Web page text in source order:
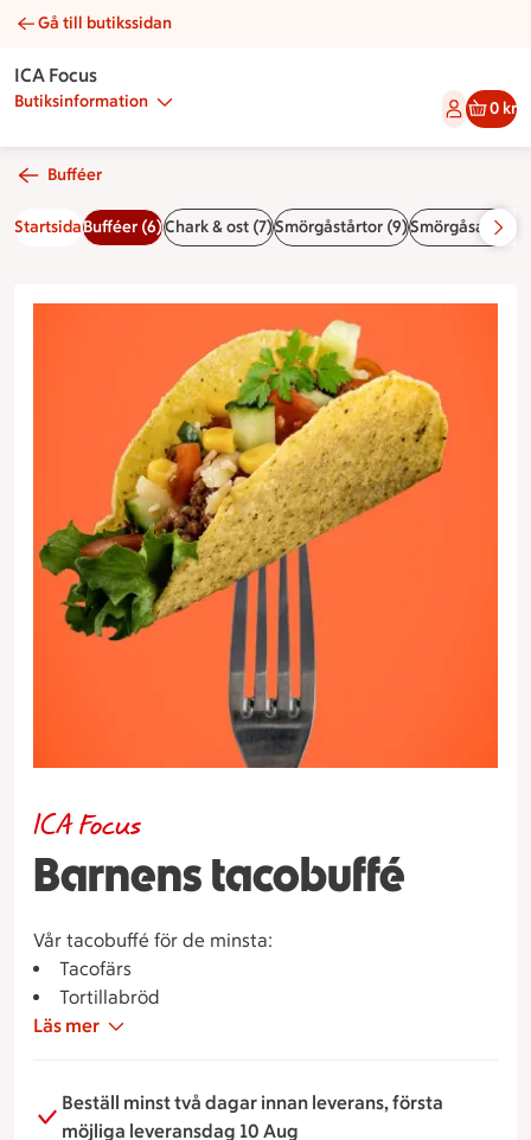
Barnens tacobuffé | Catering ICA Focus
Gå till butikssidan
ICA Focus
Butiksinformation 0 kr
Bufféer
StartsidaBufféer (6)Chark & ost (7)Smörgåstårtor (9)Smörgåsar &
Barnens tacobuffé
ICA Focus
Vår tacobuffé för de minsta:
Tacofärs
Tortillabröd
Majs, gurka, tomat
Ost
Läs mer
Beställ minst två dagar innan leverans, första
möjliga leveransdag 10 Aug